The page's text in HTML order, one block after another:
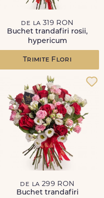
de la 319 RON
Buchet trandafiri rosii,
hypericum
Trimite Flori
de la 299 RON
Buchet trandafiri